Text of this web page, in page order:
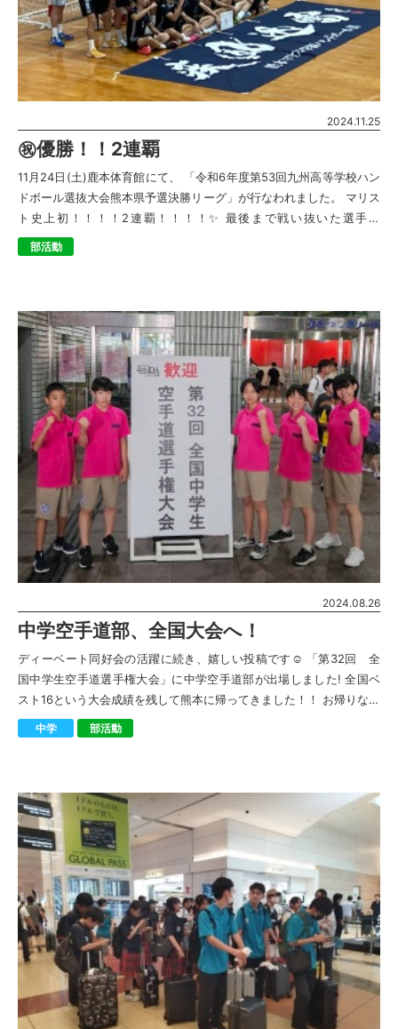
2024.11.25
㊗️優勝！！2連覇
11月24日(土)鹿本体育館にて、 「令和6年度第53回九州高等学校ハン
ドボール選抜大会熊本県予選決勝リーグ」が行なわれました。 マリス
ト史上初！！！！2連覇！！！！✨ 最後まで戦い抜いた選手た
ち・・・ 次は全国大会が待 […]
部活動
2024.08.26
中学空手道部、全国大会へ！
ディーベート同好会の活躍に続き、嬉しい投稿です☺︎ 「第32回 全
国中学生空手道選手権大会」に中学空手道部が出場しました! 全国ベ
スト16という大会成績を残して熊本に帰ってきました！！ お帰りなさ
い！ 夏休みの期間、沢山 […]
中学 部活動